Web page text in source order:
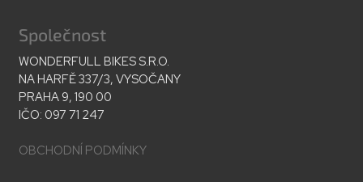
Společnost
WONDERFULL BIKES S.R.O.
NA HARFĚ 337/3, VYSOČANY
PRAHA 9, 190 00
IČO: 097 71 247
OBCHODNÍ PODMÍNKY